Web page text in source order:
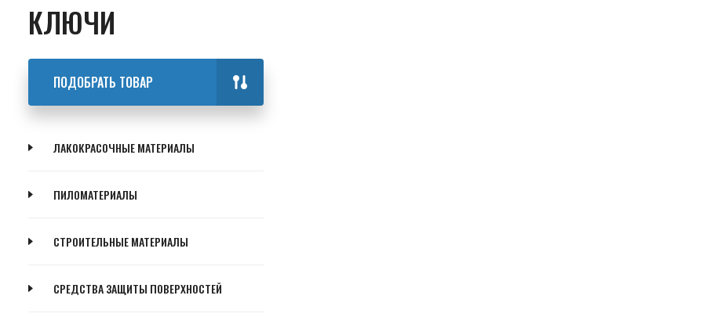
КЛЮЧИ
ПОДОБРАТЬ ТОВАР
ЛАКОКРАСОЧНЫЕ МАТЕРИАЛЫ
ПИЛОМАТЕРИАЛЫ
СТРОИТЕЛЬНЫЕ МАТЕРИАЛЫ
СРЕДСТВА ЗАЩИТЫ ПОВЕРХНОСТЕЙ